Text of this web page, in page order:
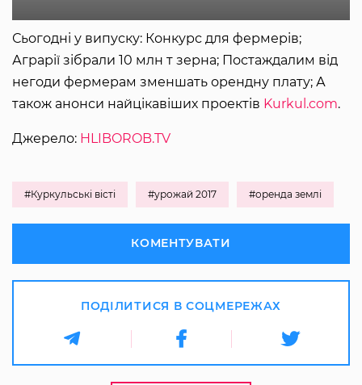
Сьогодні у випуску: Конкурс для фермерів;
Аграрії зібрали 10 млн т зерна; Постаждалим від
негоди фермерам зменшать орендну плату; А
також анонси найцікавіших проектів Kurkul.com.
Джерело: HLIBOROB.TV
#Куркульські вісті #урожай 2017 #оренда землі
КОМЕНТУВАТИ
ПОДІЛИТИСЯ В СОЦМЕРЕЖАХ